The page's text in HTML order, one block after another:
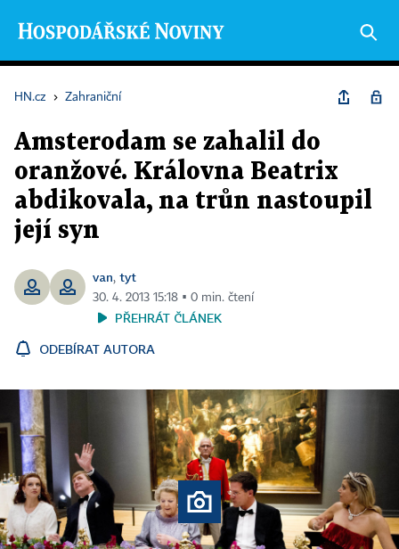
HN.cz › Zahraniční
Amsterodam se zahalil do
oranžové. Královna Beatrix
abdikovala, na trůn nastoupil
její syn
van, tyt
30. 4. 2013 15:18 ▪ 0 min. čtení
PŘEHRÁT ČLÁNEK
ODEBÍRAT AUTORA